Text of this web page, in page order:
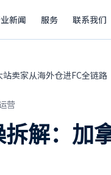
新闻 服务 联系我们
卖家从海外仓进FC全链路
营
解：加